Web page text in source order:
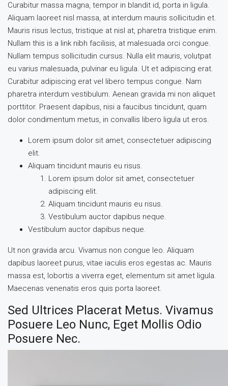
Curabitur massa magna, tempor in blandit id, porta in ligula.
Aliquam laoreet nisl massa, at interdum mauris sollicitudin et.
Mauris risus lectus, tristique at nisl at, pharetra tristique enim.
Nullam this is a link nibh facilisis, at malesuada orci congue.
Nullam tempus sollicitudin cursus. Nulla elit mauris, volutpat
eu varius malesuada, pulvinar eu ligula. Ut et adipiscing erat.
Curabitur adipiscing erat vel libero tempus congue. Nam
pharetra interdum vestibulum. Aenean gravida mi non aliquet
porttitor. Praesent dapibus, nisi a faucibus tincidunt, quam
dolor condimentum metus, in convallis libero ligula ut eros.
Lorem ipsum dolor sit amet, consectetuer adipiscing
elit.
Aliquam tincidunt mauris eu risus.
Lorem ipsum dolor sit amet, consectetuer
adipiscing elit.
Aliquam tincidunt mauris eu risus.
Vestibulum auctor dapibus neque.
Vestibulum auctor dapibus neque.
Ut non gravida arcu. Vivamus non congue leo. Aliquam
dapibus laoreet purus, vitae iaculis eros egestas ac. Mauris
massa est, lobortis a viverra eget, elementum sit amet ligula.
Maecenas venenatis eros quis porta laoreet.
Sed Ultrices Placerat Metus. Vivamus
Posuere Leo Nunc, Eget Mollis Odio
Posuere Nec.